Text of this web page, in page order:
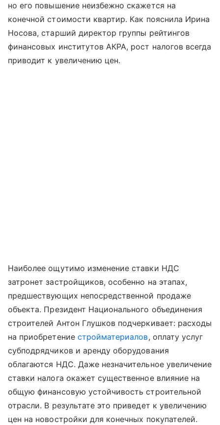
но его повышение неизбежно скажется на
конечной стоимости квартир. Как пояснила Ирина
Носова, старший директор группы рейтингов
финансовых институтов АКРА, рост налогов всегда
приводит к увеличению цен.
Наиболее ощутимо изменение ставки НДС
затронет застройщиков, особенно на этапах,
предшествующих непосредственной продаже
объекта. Президент Национального объединения
строителей Антон Глушков подчеркивает: расходы
на приобретение стройматериалов, оплату услуг
субподрядчиков и аренду оборудования
облагаются НДС. Даже незначительное увеличение
ставки налога окажет существенное влияние на
общую финансовую устойчивость строительной
отрасли. В результате это приведет к увеличению
цен на новостройки для конечных покупателей.